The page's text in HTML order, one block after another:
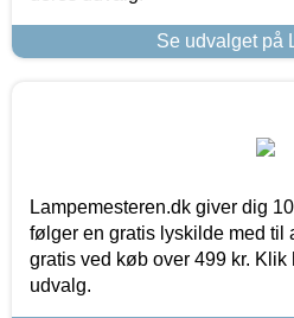
Se udvalget på
Lampemesteren.dk giver dig
følger en gratis lyskilde med til
gratis ved køb over 499 kr. Klik
udvalg.